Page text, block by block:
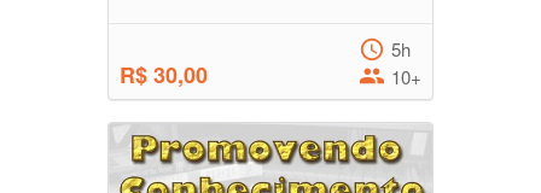
R$ 30,00
5h
10+